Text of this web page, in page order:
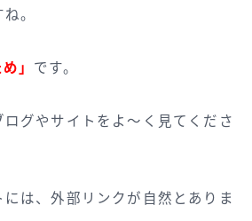
。
」 です。
グやサイトをよ～く見てくださ
は、外部リンクが自然とありま